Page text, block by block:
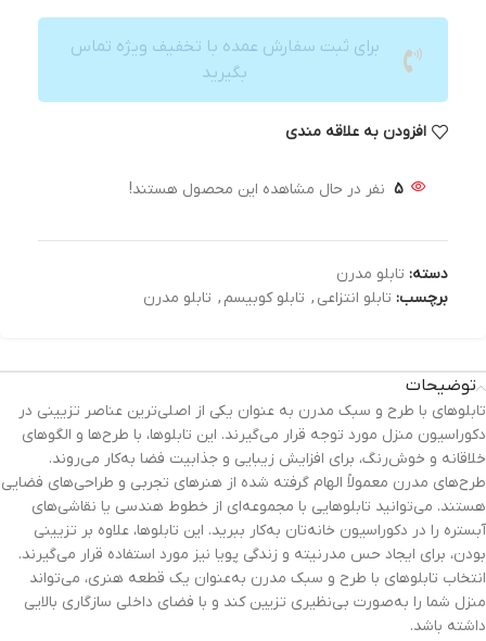
برای ثبت سفارش عمده با تخفیف ویژه تماس
بگیرید
افزودن به علاقه مندی
5 نفر در حال مشاهده این محصول هستند!
دسته: تابلو مدرن
برچسب: تابلو انتزاعی , تابلو کوبیسم , تابلو مدرن
توضیحات
تابلوهای با طرح و سبک مدرن به عنوان یکی از اصلی‌ترین عناصر تزیینی در
دکوراسیون منزل مورد توجه قرار می‌گیرند. این تابلوها، با طرح‌ها و الگوهای
خلاقانه و خوش‌رنگ، برای افزایش زیبایی و جذابیت فضا به‌کار می‌روند.
طرح‌های مدرن معمولاً الهام گرفته شده از هنرهای تجربی و طراحی‌های فضایی
هستند. می‌توانید تابلوهایی با مجموعه‌ای از خطوط هندسی یا نقاشی‌های
آبستره را در دکوراسیون خانه‌تان به‌کار ببرید. این تابلوها، علاوه بر تزیینی
بودن، برای ایجاد حس مدرنیته و زندگی پویا نیز مورد استفاده قرار می‌گیرند.
انتخاب تابلوهای با طرح و سبک مدرن به‌عنوان یک قطعه هنری، می‌تواند
منزل شما را به‌صورت بی‌نظیری تزیین کند و با فضای داخلی سازگاری بالایی
داشته باشد.